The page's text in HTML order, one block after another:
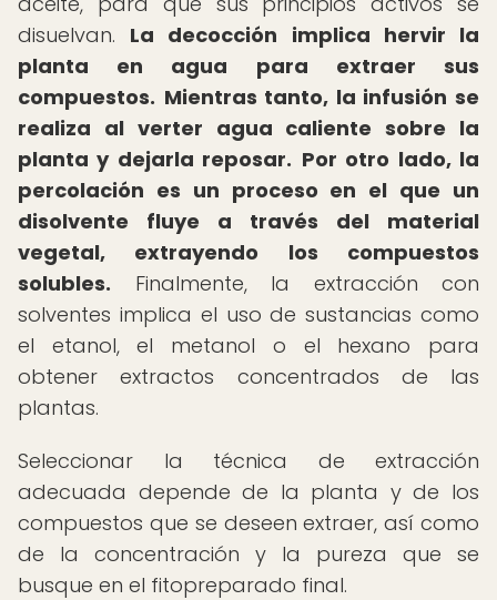
disuelvan. La decocción implica hervir la
planta en agua para extraer sus
compuestos. Mientras tanto, la infusión se
realiza al verter agua caliente sobre la
planta y dejarla reposar. Por otro lado, la
percolación es un proceso en el que un
disolvente fluye a través del material
vegetal, extrayendo los compuestos
solubles. Finalmente, la extracción con
solventes implica el uso de sustancias como
el etanol, el metanol o el hexano para
obtener extractos concentrados de las
plantas.
Seleccionar la técnica de extracción
adecuada depende de la planta y de los
compuestos que se deseen extraer, así como
de la concentración y la pureza que se
busque en el fitopreparado final.